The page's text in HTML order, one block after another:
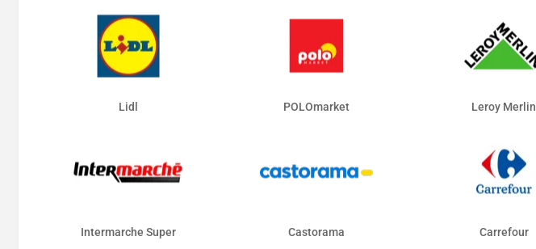
Lidl POLOmarket Leroy Merlin
Intermarche Super Castorama Carrefour